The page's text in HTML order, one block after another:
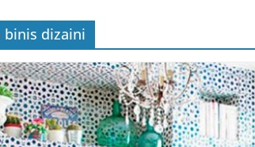
binis dizaini